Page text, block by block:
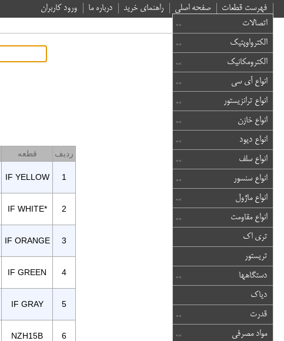
فهرست قطعات
اتصالات
الکترواوپتیک
الکترومکانیک
انواع آی سی
انواع ترانزیستور
انواع خازن
انواع دیود
انواع سلف
انواع سنسور
انواع ماژول
انواع مقاومت
تری اک
تریستور
دستگاهها
دیاک
قدرت
مواد مصرفی
صفحه اصلی راهنمای خرید درباره ما ورود کاربران
قطعه ردیف
IF YELLOW 1
IF WHITE* 2
IF ORANGE 3
IF GREEN 4
IF GRAY 5
NZH15B 6